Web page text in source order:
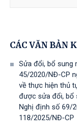
CÁC VĂN BẢN
Sửa đổi, bổ sung
45/2020/NĐ-CP
về thực hiện thủ
được sửa đổi, bổ
Nghị định số 69/
118/2025/NĐ-СР